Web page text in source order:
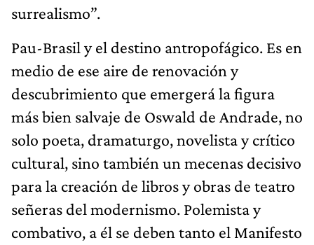
surrealismo”.
Pau-Brasil y el destino antropofágico. Es en
medio de ese aire de renovación y
descubrimiento que emergerá la figura
más bien salvaje de Oswald de Andrade, no
solo poeta, dramaturgo, novelista y crítico
cultural, sino también un mecenas decisivo
para la creación de libros y obras de teatro
señeras del modernismo. Polemista y
combativo, a él se deben tanto el Manifesto